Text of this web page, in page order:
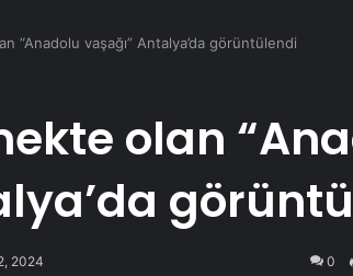
“Anadolu vaşağı” Antalya’da görüntülendi
olan
2024 0